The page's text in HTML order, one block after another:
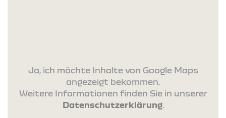
Ja, ich möchte Inhalte von Google Maps
angezeigt bekommen.
Weitere Informationen finden Sie in unserer
Datenschutzerklärung.